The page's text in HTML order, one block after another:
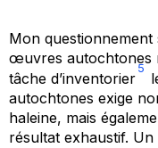
Mon questionnement
œuvres autochtones
tâche d’inventorier
5
autochtones exige
haleine, mais
résultat exhaustif.